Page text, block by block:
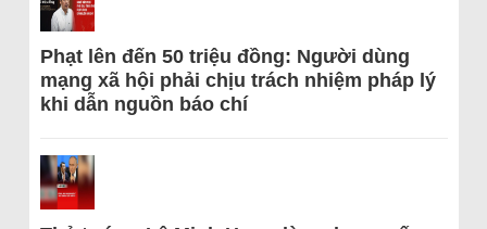
Phạt lên đến 50 triệu đồng: Người dùng
mạng xã hội phải chịu trách nhiệm pháp lý
khi dẫn nguồn báo chí